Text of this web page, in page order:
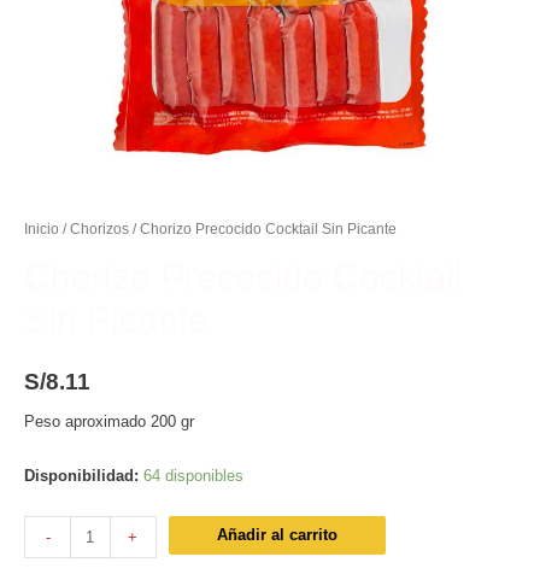
Inicio /Chorizos / Chorizo Precocido Cocktail Sin Picante
S/8.11
Peso aproximado 200 gr
Disponibilidad: 64 disponibles
-
Precocido
+ Añadir al carrito